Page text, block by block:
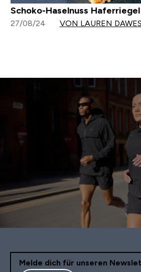
Schoko-Haselnuss Haferriegel
27/08/24 VON LAUREN DAWES
Melde dich für unseren